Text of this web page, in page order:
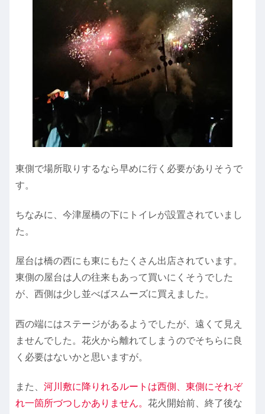
東側で場所取りするなら早めに行く必要がありそうで
す。
ちなみに、今津屋橋の下にトイレが設置されていまし
た。
屋台は橋の西にも東にもたくさん出店されています。
東側の屋台は人の往来もあって買いにくそうでした
が、西側は少し並べばスムーズに買えました。
西の端にはステージがあるようでしたが、遠くて見え
ませんでした。花火から離れてしまうのでそちらに良
く必要はないかと思いますが。
また、 河川敷に降りれるルートは西側、東側にそれぞ
れ一箇所づつしかありません。 花火開始前、終了後な